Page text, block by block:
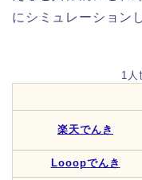
にシミュレーション
1人
楽天でんき
Looopでんき